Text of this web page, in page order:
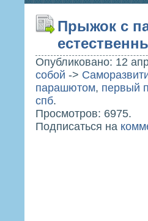
Прыжок с
Опубликовано: 12
собой ->
парашютом, первый
спб.
Просмотров: 6975.
Подписаться на